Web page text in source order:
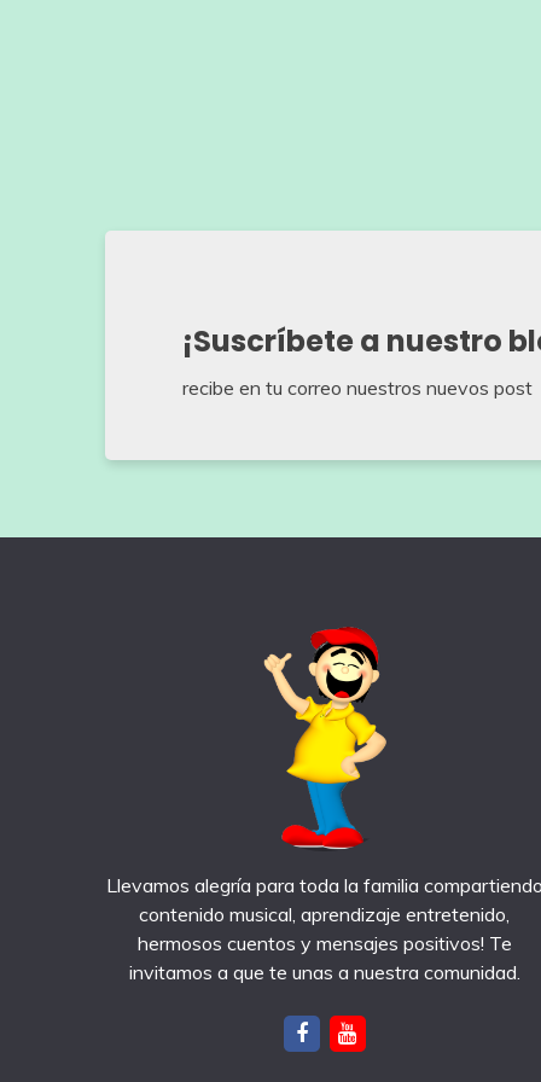
¡Suscríbete a nuestro
recibe en tu correo nuestros nuevos post
Llevamos alegría para toda la familia
contenido musical, aprendizaje entretenido,
hermosos cuentos y mensajes positivos! Te
invitamos a que te unas a nuestra comunidad.